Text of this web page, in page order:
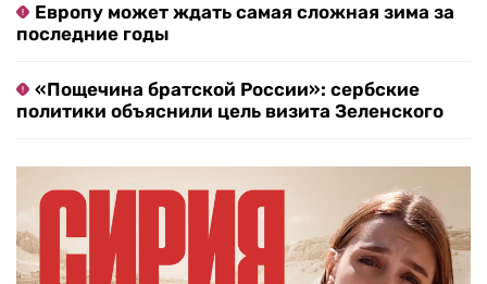
Европу может ждать самая сложная зима за
последние годы
«Пощечина братской России»: сербские
политики объяснили цель визита Зеленского